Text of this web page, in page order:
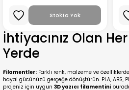
Stokta Yok
İhtiyacınız Olan
Yerde
Filamentler: Farklı renk, malzeme ve
hayal gücünüzü gerçeğe dönüştürün. PLA, ABS,
projeniz için uygun 3D yazıcı filamentini